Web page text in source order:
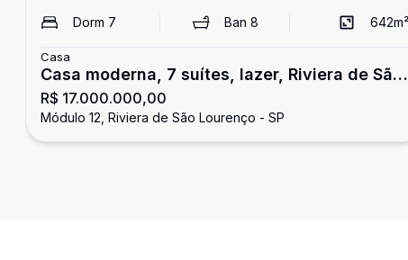
Dorm 7 Ban 8 642m²
Casa
Casa moderna, 7 suítes, lazer, Riviera de São
Lourenço
R$ 17.000.000,00
Módulo 12, Riviera de São Lourenço - SP